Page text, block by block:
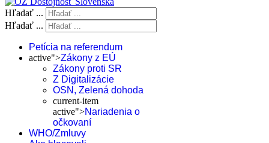
Hľadať ...
Hľadať ...
Petícia na referendum
active">Zákony z EÚ
Zákony proti SR
Z Digitalizácie
OSN, Zelená dohoda
current-item
active">Nariadenia o
očkovaní
WHO/Zmluvy